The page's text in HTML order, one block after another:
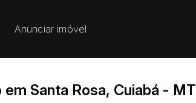
Anunciar imóvel
Santa Rosa, Cuiabá - MT